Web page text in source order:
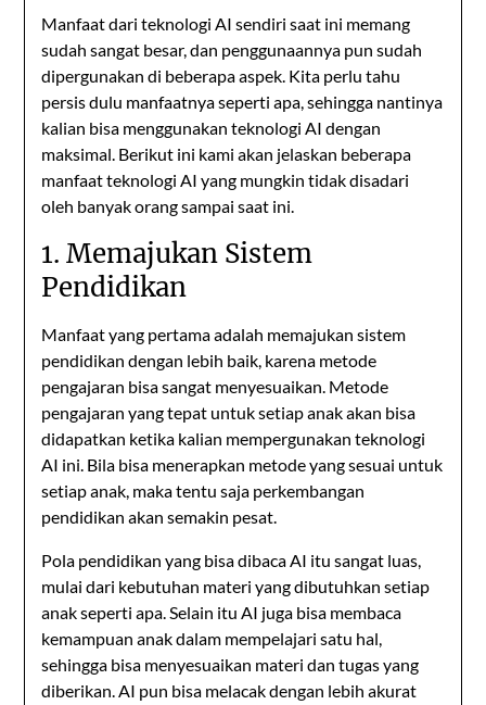
Manfaat dari teknologi AI sendiri saat ini memang
sudah sangat besar, dan penggunaannya pun sudah
dipergunakan di beberapa aspek. Kita perlu tahu
persis dulu manfaatnya seperti apa, sehingga nantinya
kalian bisa menggunakan teknologi AI dengan
maksimal. Berikut ini kami akan jelaskan beberapa
manfaat teknologi AI yang mungkin tidak disadari
oleh banyak orang sampai saat ini.
1. Memajukan Sistem
Pendidikan
Manfaat yang pertama adalah memajukan sistem
pendidikan dengan lebih baik, karena metode
pengajaran bisa sangat menyesuaikan. Metode
pengajaran yang tepat untuk setiap anak akan bisa
didapatkan ketika kalian mempergunakan teknologi
AI ini. Bila bisa menerapkan metode yang sesuai untuk
setiap anak, maka tentu saja perkembangan
pendidikan akan semakin pesat.
Pola pendidikan yang bisa dibaca AI itu sangat luas,
mulai dari kebutuhan materi yang dibutuhkan setiap
anak seperti apa. Selain itu AI juga bisa membaca
kemampuan anak dalam mempelajari satu hal,
sehingga bisa menyesuaikan materi dan tugas yang
diberikan. AI pun bisa melacak dengan lebih akurat